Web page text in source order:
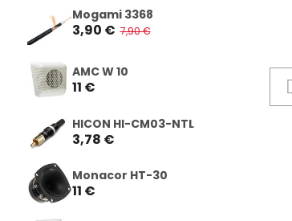
Mogami 3368
3,90 € 7,90 €
AMC W 10
11 €
HICON HI-CM03-NTL
3,78 €
Monacor HT-30
11 €